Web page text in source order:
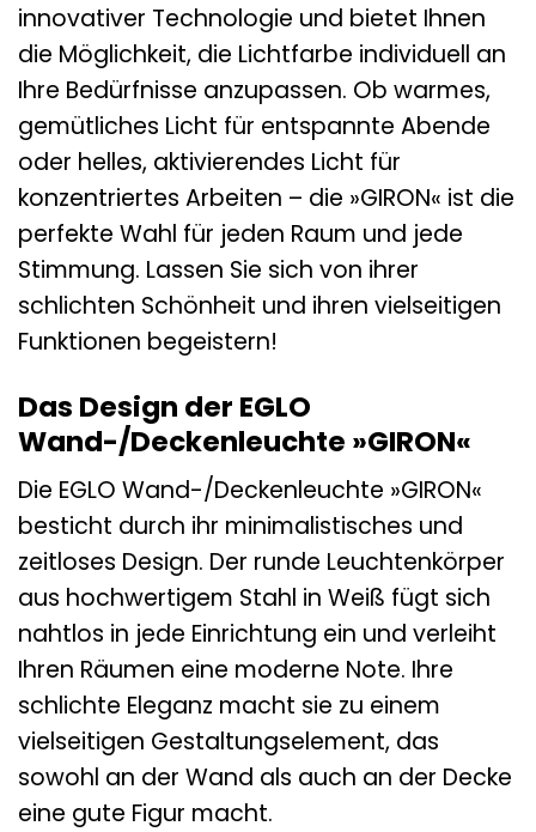
innovativer Technologie und bietet Ihnen
die Möglichkeit, die Lichtfarbe individuell an
Ihre Bedürfnisse anzupassen. Ob warmes,
gemütliches Licht für entspannte Abende
oder helles, aktivierendes Licht für
konzentriertes Arbeiten – die »GIRON« ist die
perfekte Wahl für jeden Raum und jede
Stimmung. Lassen Sie sich von ihrer
schlichten Schönheit und ihren vielseitigen
Funktionen begeistern!
Das Design der EGLO
Wand-/Deckenleuchte »GIRON«
Die EGLO Wand-/Deckenleuchte »GIRON«
besticht durch ihr minimalistisches und
zeitloses Design. Der runde Leuchtenkörper
aus hochwertigem Stahl in Weiß fügt sich
nahtlos in jede Einrichtung ein und verleiht
Ihren Räumen eine moderne Note. Ihre
schlichte Eleganz macht sie zu einem
vielseitigen Gestaltungselement, das
sowohl an der Wand als auch an der Decke
eine gute Figur macht.